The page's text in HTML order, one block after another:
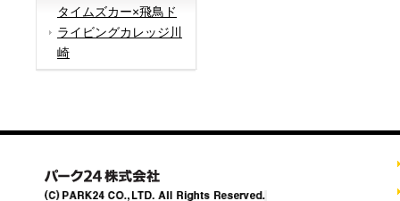
タイムズカー×飛鳥ド
ライビングカレッジ川
崎